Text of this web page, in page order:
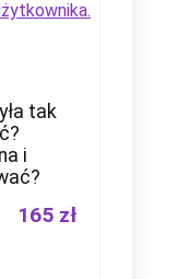
tak
i
165 zł